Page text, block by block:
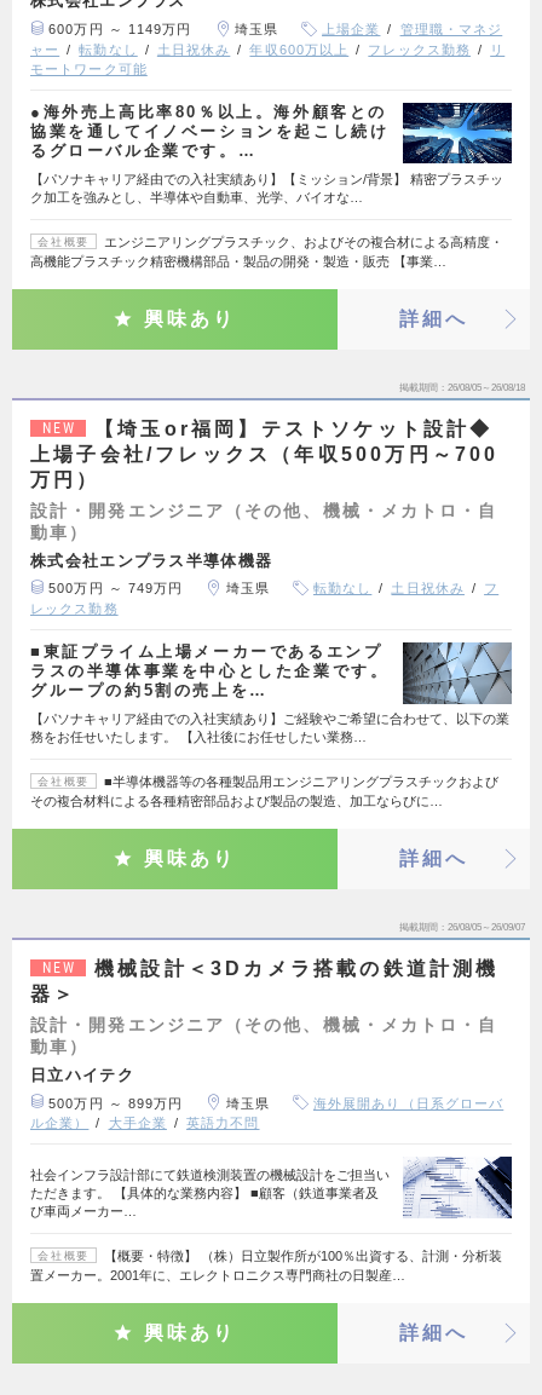
600万円 ～ 1149万円 埼玉県 上場企業
管理職・マネジ
ャー
転勤なし 土日祝休み 年収600万以上 フレックス勤務
リ
モートワーク可能
●海外売上高比率80％以上。海外顧客との
協業を通してイノベーションを起こし続け
るグローバル企業です。…
【パソナキャリア経由での入社実績あり】【ミッション/背景】 精密プラスチッ
ク加工を強みとし、半導体や自動車、光学、バイオな…
会社概要
エンジニアリングプラスチック、およびその複合材による高精度・
高機能プラスチック精密機構部品・製品の開発・製造・販売 【事業…
興味あり 詳細へ
掲載期間 26/08/05～26/08/18
NEW
【埼玉or福岡】テストソケット設計◆
上場子会社/フレックス（年収500万円～700
万円）
設計・開発エンジニア（その他、機械・メカトロ・自
動車）
株式会社エンプラス半導体機器
500万円 ～ 749万円 埼玉県 転勤なし 土日祝休み
フ
レックス勤務
■東証プライム上場メーカーであるエンプ
ラスの半導体事業を中心とした企業です。
グループの約5割の売上を…
【パソナキャリア経由での入社実績あり】ご経験やご希望に合わせて、以下の業
務をお任せいたします。 【入社後にお任せしたい業務…
会社概要
■半導体機器等の各種製品用エンジニアリングプラスチックおよび
その複合材料による各種精密部品および製品の製造、加工ならびに…
興味あり 詳細へ
掲載期間 26/08/05～26/09/07
NEW
機械設計＜3Dカメラ搭載の鉄道計測機
器＞
設計・開発エンジニア（その他、機械・メカトロ・自
動車）
日立ハイテク
500万円 ～ 899万円 埼玉県
海外展開あり（日系グローバ
ル企業）
大手企業 英語力不問
社会インフラ設計部にて鉄道検測装置の機械設計をご担当い
ただきます。 【具体的な業務内容】 ■顧客（鉄道事業者及
び車両メーカー…
会社概要
【概要・特徴】 （株）日立製作所が100％出資する、計測・分析装
置メーカー。2001年に、エレクトロニクス専門商社の日製産…
興味あり 詳細へ